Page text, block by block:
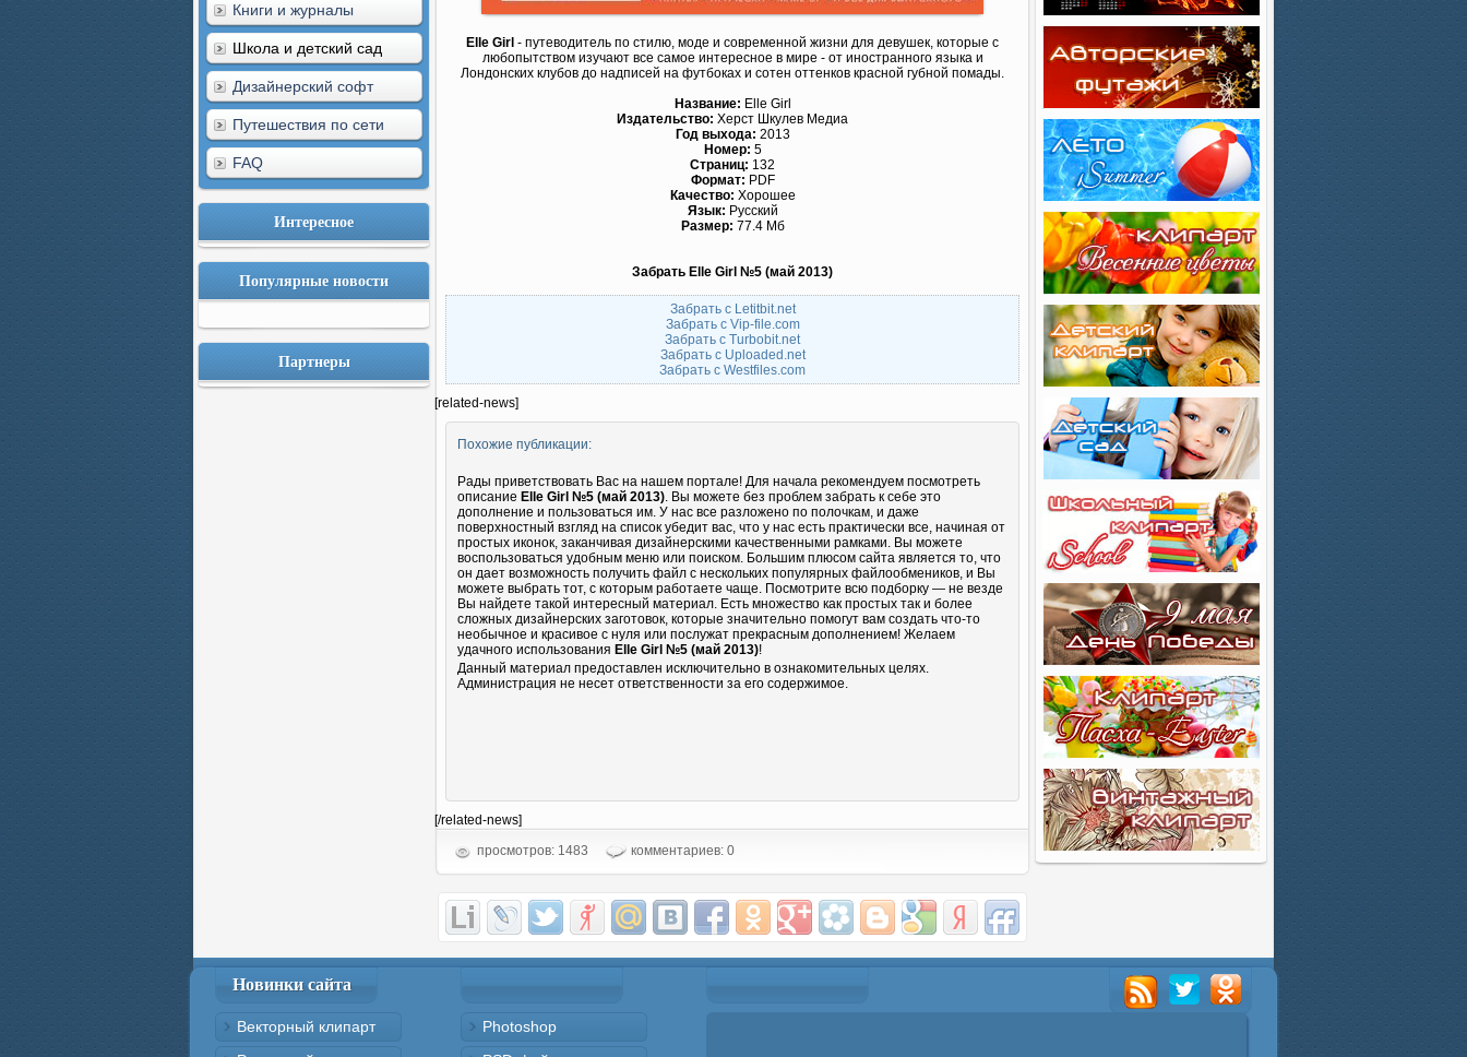
Книги и журналы
Школа и детский сад
Дизайнерский софт
Путешествия по сети
FAQ
Интересное
Популярные новости
Партнеры
Elle Girl - путеводитель по стилю, моде и современной жизни для девушек, которые с
любопытством изучают все самое интересное в мире - от иностранного языка и
Лондонских клубов до надписей на футбоках и сотен оттенков красной губной помады.
Название: Elle Girl
Издательство: Херст Шкулев Медиа
Год выхода: 2013
Номер: 5
Страниц: 132
Формат: PDF
Качество: Хорошее
Язык: Русский
Размер: 77.4 Мб
Забрать Elle Girl №5 (май 2013)
Забрать с Letitbit.net
Забрать с Vip-file.com
Забрать с Turbobit.net
Забрать с Uploaded.net
Забрать с Westfiles.com
[related-news]
Похожие публикации:
Рады приветствовать Вас на нашем портале! Для начала рекомендуем посмотреть
описание Elle Girl №5 (май 2013). Вы можете без проблем забрать к себе это
дополнение и пользоваться им. У нас все разложено по полочкам, и даже
поверхностный взгляд на список убедит вас, что у нас есть практически все, начиная от
простых иконок, заканчивая дизайнерскими качественными рамками. Вы можете
воспользоваться удобным меню или поиском. Большим плюсом сайта является то, что
он дает возможность получить файл с нескольких популярных файлообмеников, и Вы
можете выбрать тот, с которым работаете чаще. Посмотрите всю подборку — не везде
Вы найдете такой интересный материал. Есть множество как простых так и более
сложных дизайнерских заготовок, которые значительно помогут вам создать что-то
необычное и красивое с нуля или послужат прекрасным дополнением! Желаем
удачного использования Elle Girl №5 (май 2013)!
Данный материал предоставлен исключительно в ознакомительных целях.
Администрация не несет ответственности за его содержимое.
[/related-news]
просмотров: 1483
комментариев: 0
Новинки сайта
Векторный клипарт
Photoshop